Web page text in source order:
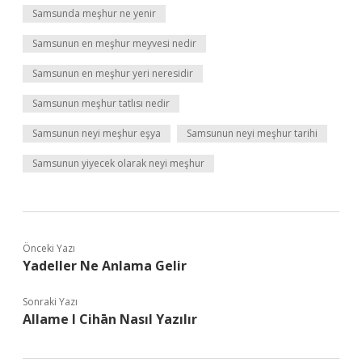
Samsunda meşhur ne yenir
Samsunun en meşhur meyvesi nedir
Samsunun en meşhur yeri neresidir
Samsunun meşhur tatlısı nedir
Samsunun neyi meşhur eşya Samsunun neyi meşhur tarihi
Samsunun yiyecek olarak neyi meşhur
Önceki Yazı
Yadeller Ne Anlama Gelir
Sonraki Yazı
Allame I Cihān Nasıl Yazılır